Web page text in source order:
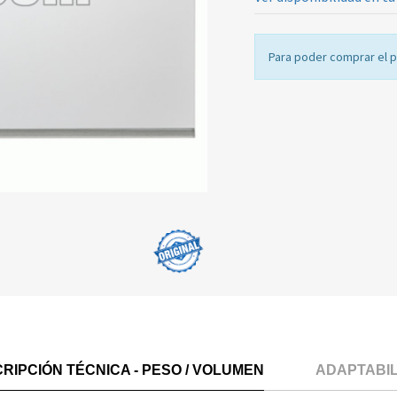
Para poder comprar el
TÉCNICA - PESO / VOLUMEN